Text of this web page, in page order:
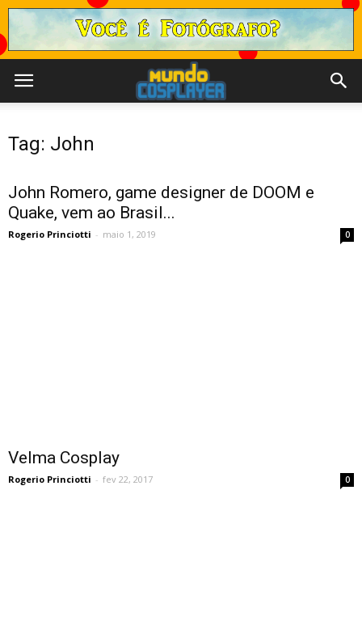
Tag: John
John Romero, game designer de DOOM e
Quake, vem ao Brasil...
Rogerio Princiotti - maio 1, 2019 0
Velma Cosplay
Rogerio Princiotti - fev 22, 2017 0